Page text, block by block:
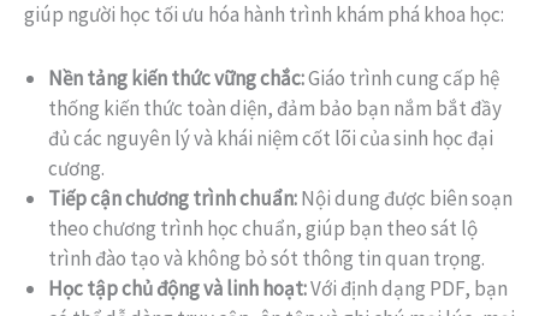
giúp người học tối ưu hóa hành trình khám phá khoa học:
Nền tảng kiến thức vững chắc:Giáo trình cung cấp hệ
thống kiến thức toàn diện, đảm bảo bạn nắm bắt đầy
đủ các nguyên lý và khái niệm cốt lõi của sinh học đại
cương.
Tiếp cận chương trình chuẩn:Nội dung được biên soạn
theo chương trình học chuẩn, giúp bạn theo sát lộ
trình đào tạo và không bỏ sót thông tin quan trọng.
Học tập chủ động và linh hoạt:Với định dạng PDF, bạn